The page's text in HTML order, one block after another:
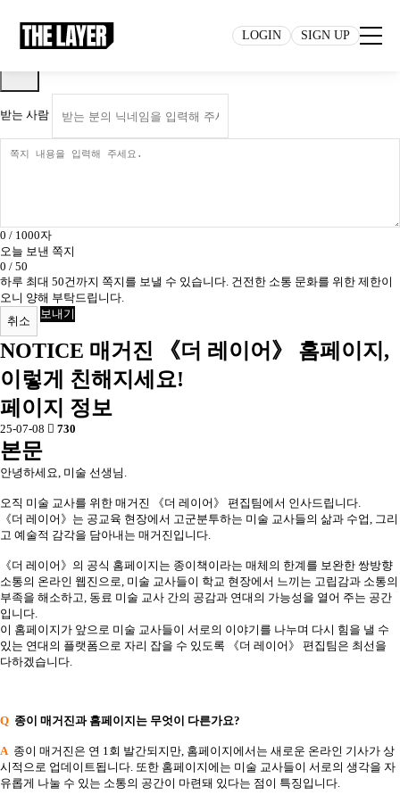
Test
Logo
LOGIN SIGN UP
Open
Menu
쪽지 쓰기
받는 사람
0 / 1000자
오늘 보낸 쪽지
0 / 50
하루 최대 50건까지 쪽지를 보낼 수 있습니다. 건전한 소통 문화를 위한 제한이
오니 양해 부탁드립니다.
취소
보내기
NOTICE 매거진 《더 레이어》 홈페이지,
이렇게 친해지세요!
페이지 정보
25-07-08 730
본문
안녕하세요, 미술 선생님.
오직 미술 교사를 위한 매거진 《더 레이어》 편집팀에서 인사드립니다.
《더 레이어》는 공교육 현장에서 고군분투하는 미술 교사들의 삶과 수업, 그리
고 예술적 감각을 담아내는 매거진입니다.
《더 레이어》의 공식 홈페이지는 종이책이라는 매체의 한계를 보완한 쌍방향
소통의 온라인 웹진으로, 미술 교사들이 학교 현장에서 느끼는 고립감과 소통의
부족을 해소하고, 동료 미술 교사 간의 공감과 연대의 가능성을 열어 주는 공간
입니다.
이 홈페이지가 앞으로 미술 교사들이 서로의 이야기를 나누며 다시 힘을 낼 수
있는 연대의 플랫폼으로 자리 잡을 수 있도록 《더 레이어》 편집팀은 최선을
다하겠습니다.
Q 종이 매거진과 홈페이지는 무엇이 다른가요?
A 종이 매거진은 연 1회 발간되지만, 홈페이지에서는 새로운 온라인 기사가 상
시적으로 업데이트됩니다. 또한 홈페이지에는 미술 교사들이 서로의 생각을 자
유롭게 나눌 수 있는 소통의 공간이 마련돼 있다는 점이 특징입니다.